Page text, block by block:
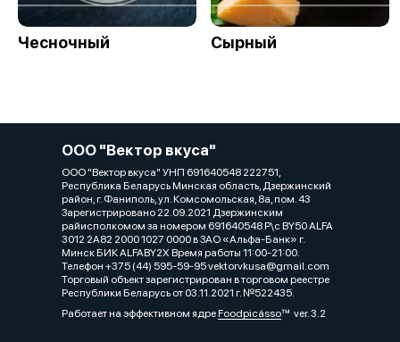
Чесночный Сырный
ООО "Вектор вкуса"
ООО "Вектор вкуса" УНП 691640548 222751,
Республика Беларусь Минская область, Дзержинский
район, г. Фаниполь, ул. Комсомольская, 8а, пом. 43
Зарегистрировано 22.09.2021 Дзержинским
райисполкомом за номером 691640548 Р\с BY50 ALFA
3012 2A82 2000 1027 0000 в ЗАО «Альфа-Банк» г.
Минск БИК ALFABY2X Время работы 11:00-21:00.
Телефон +375 (44) 595-59-95 vektorvkusa@gmail.com
Торговый объект зарегистрирован в торговом реестре
Республики Беларусь от 03.11.2021 г. №522435.
Работает на эффективном ядреFoodpicássover. 3.2